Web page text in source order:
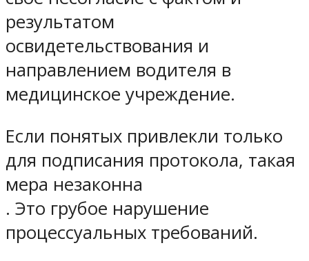
результатом
освидетельствования и
направлением водителя в
медицинское учреждение.
Если понятых привлекли только
для подписания протокола, такая
мера незаконна
. Это грубое нарушение
процессуальных требований.